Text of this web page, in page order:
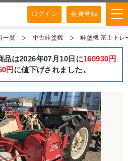
ログイン 会員登録
一覧 中古畦塗機 畦塗機 富士ト
品は2026年07月10日に160930円
円 に値下げされました。